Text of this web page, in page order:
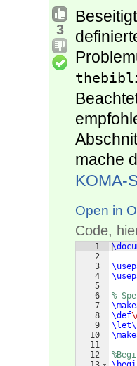
3
mache
KOMA-
Open in
Code,
1
2
3
4
5
6
7
8
9
10
11
12
%
\def
\let